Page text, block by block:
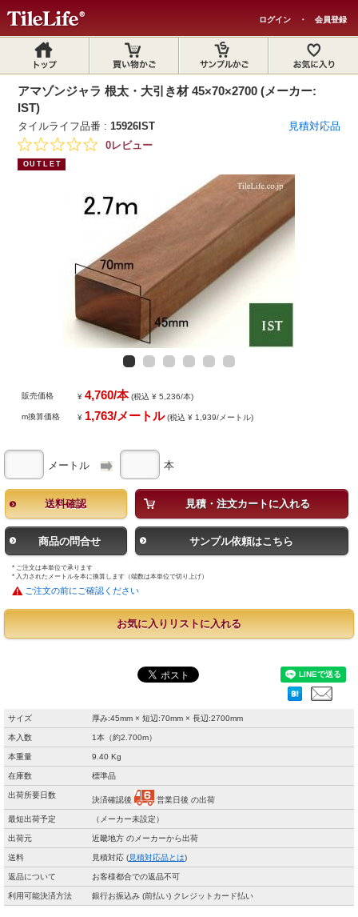
ログイン ・ 会員登録
アマゾンジャラ 根太・大引き材 45×70×2700 (メーカー:
IST)
タイルライフ品番 :15926IST
見積対応品
0レビュー
OUTLET
販売価格 ¥4,760/本(税込 ¥ 5,236/本)
m換算価格 ¥ 1,763/メートル(税込 ¥ 1,939/メートル)
メートル 本
送料確認 見積・注文カートに入れる
商品の問合せ サンプル依頼はこちら
* ご注文は本単位で承ります
* 入力されたメートルを本に換算します（端数は本単位で切り上げ）
ご注文の前にご確認ください
お気に入りリストに入れる
サイズ 厚み:45mm × 短辺:70mm × 長辺:2700mm
本入数 1本（約2.700m）
本重量 9.40 Kg
在庫数 標準品
出荷所要日数
決済確認後 営業日後 の出荷
最短出荷予定 （メーカー未設定）
出荷元 近畿地方 のメーカーから出荷
送料 見積対応 (見積対応品とは)
返品について お客様都合での返品不可
利用可能決済方法 銀行お振込み (前払い) クレジットカード払い